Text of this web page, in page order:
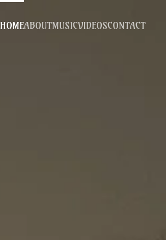
HOMEABOUTMUSICVIDEOSCONTACT